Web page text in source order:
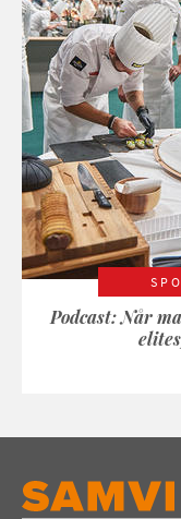
Podcast: Når